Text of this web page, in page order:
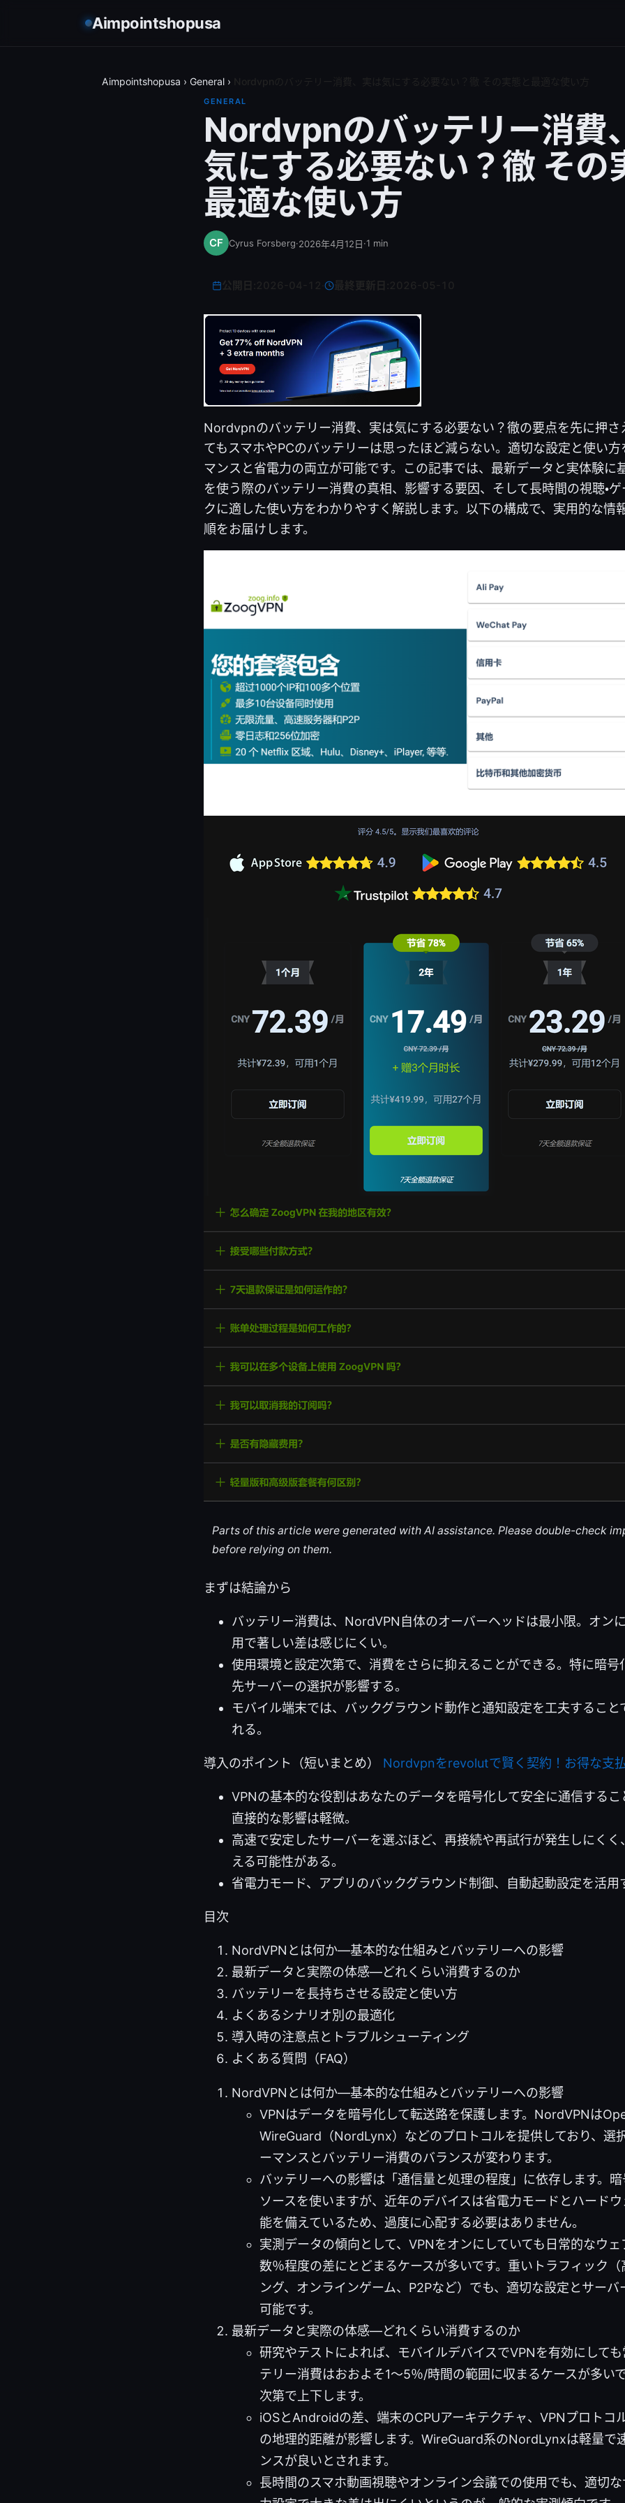
Aimpointshopusa
Aimpointshopusa › General ›
GENERAL
Nordvpnのバッテリー消費
気にする必要ない？徹 その
最適な使い方
Cyrus Forsberg·2026年4月12日·1 min
最終更新日:
Nordvpnのバッテリー消費、実は気にする必要ない？徹の要点を先に押さ
てもスマホやPCのバッテリーは思ったほど減らない。適切な設定と使い
マンスと省電力の両立が可能です。この記事では、最新データと実体験に
を使う際のバッテリー消費の真相、影響する要因、そして長時間の視聴・ゲ
クに適した使い方をわかりやすく解説します。以下の構成で、実用的な情
順をお届けします。
Parts of this article were generated with AI assistance. Please double-check
before relying on them.
まずは結論から
バッテリー消費は、NordVPN自体のオーバーヘッドは最小限。オン
用で著しい差は感じにくい。
使用環境と設定次第で、消費をさらに抑えることができる。特に暗号
先サーバーの選択が影響する。
モバイル端末では、バックグラウンド動作と通知設定を工夫すること
れる。
導入のポイント（短いまとめ） Nordvpnをrevolutで賢く契約！お得な支
VPNの基本的な役割はあなたのデータを暗号化して安全に通信する
直接的な影響は軽微。
高速で安定したサーバーを選ぶほど、再接続や再試行が発生しにくく
える可能性がある。
省電力モード、アプリのバックグラウンド制御、自動起動設定を活用
目次
NordVPNとは何か—基本的な仕組みとバッテリーへの影響
最新データと実際の体感—どれくらい消費するのか
バッテリーを長持ちさせる設定と使い方
よくあるシナリオ別の最適化
導入時の注意点とトラブルシューティング
よくある質問（FAQ）
NordVPNとは何か—基本的な仕組みとバッテリーへの影響
VPNはデータを暗号化して転送路を保護します。NordVPNは
WireGuard（NordLynx）などのプロトコルを提供しており、選
ーマンスとバッテリー消費のバランスが変わります。
バッテリーへの影響は「通信量と処理の程度」に依存します。暗
ソースを使いますが、近年のデバイスは省電力モードとハード
能を備えているため、過度に心配する必要はありません。
実測データの傾向として、VPNをオンにしていても日常的なウ
数％程度の差にとどまるケースが多いです。重いトラフィック（
ング、オンラインゲーム、P2Pなど）でも、適切な設定とサーバ
可能です。
最新データと実際の体感—どれくらい消費するのか
研究やテストによれば、モバイルデバイスでVPNを有効にして
テリー消費はおおよそ1～5％/時間の範囲に収まるケースが多い
次第で上下します。
iOSとAndroidの差、端末のCPUアーキテクチャ、VPNプロトコ
の地理的距離が影響します。WireGuard系のNordLynxは軽量で
ンスが良いとされます。
長時間のスマホ動画視聴やオンライン会議での使用でも、適切な